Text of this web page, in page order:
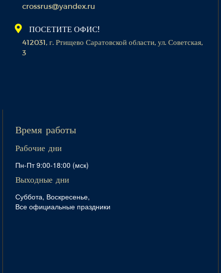
crossrus@yandex.ru
ПОСЕТИТЕ ОФИС!
412031, г. Ртищево Саратовской области, ул. Советская,
3
Время работы
Рабочие дни
Пн-Пт 9:00-18:00 (мск)
Выходные дни
Суббота, Воскресенье,
Все официальные праздники